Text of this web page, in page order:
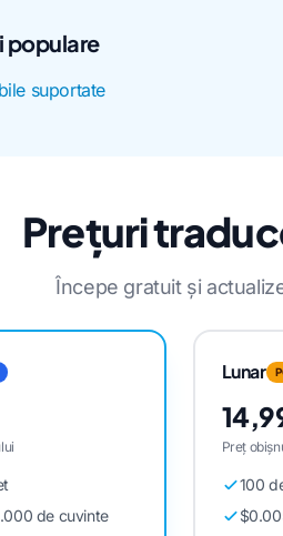
populare
suportate
Prețuri
Începe gratuit și
de cuvinte
Lunar
Preț
100